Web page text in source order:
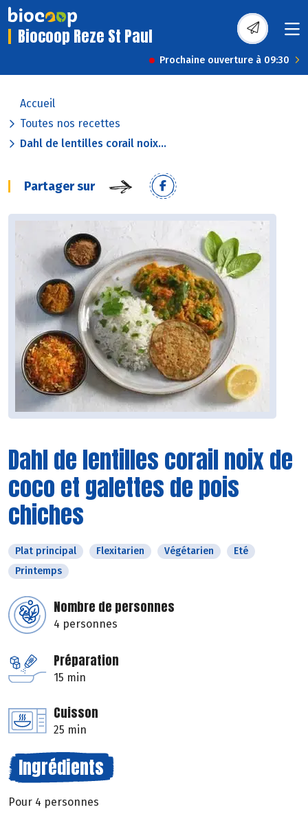
Biocoop Reze St Paul
Prochaine ouverture à 09:30
Accueil
Toutes nos recettes
Dahl de lentilles corail noix...
Partager sur
Dahl de lentilles corail noix de
coco et galettes de pois
chiches
Plat principal Flexitarien Végétarien
Eté
Printemps
Nombre de personnes
4 personnes
Préparation
15 min
Cuisson
25 min
Ingrédients
Pour 4 personnes